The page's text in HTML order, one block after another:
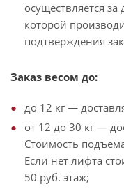
осуществляется
которой
подтверждения
Заказ весом до:
до 12 кг —
от 12 до 30 кг —
Стоимость
Если нет лифта
50 руб. этаж;